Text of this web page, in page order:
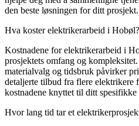
den beste løsningen for ditt prosjekt.
Hva koster elektrikerarbeid i Hobøl?
Kostnadene for elektrikerarbeid i
prosjektets omfang og
materialvalg og tidsbruk påvirker
detaljerte tilbud fra flere elektrikere
kostnadene knyttet til ditt spesifikke
Hvor lang tid tar et